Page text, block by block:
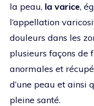
la peau, la varice,
l’appellation
douleurs dans les
plusieurs façons
anormales et
d’une peau et ainsi
pleine santé.